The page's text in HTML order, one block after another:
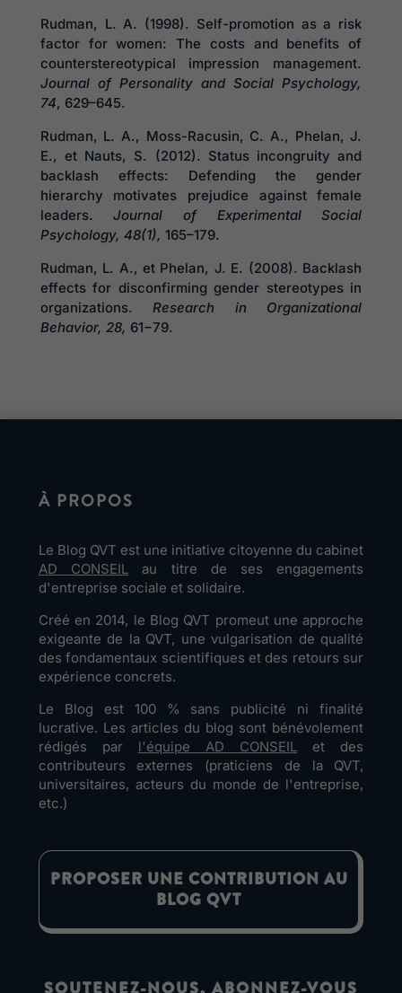
Rudman, L. A. (1998). Self-promotion as a risk
factor for women: The costs and benefits of
counterstereotypical impression management.
Journal of Personality and Social Psychology,
74, 629–645.
Rudman, L. A., Moss-Racusin, C. A., Phelan, J.
E., et Nauts, S. (2012). Status incongruity and
backlash effects: Defending the gender
hierarchy motivates prejudice against female
leaders.Journal of Experimental Social
Psychology, 48(1), 165–179.
Rudman, L. A., et Phelan, J. E. (2008). Backlash
effects for disconfirming gender stereotypes in
organizations.Research in Organizational
Behavior, 28, 61−79.
À PROPOS
Le Blog QVT est une initiative citoyenne du cabinet
AD CONSEILau titre de ses engagements
d'entreprise sociale et solidaire.
Créé en 2014, le Blog QVT promeut une approche
exigeante de la QVT, une vulgarisation de qualité
des fondamentaux scientifiques et des retours sur
expérience concrets.
Le Blog est 100 % sans publicité ni finalité
lucrative. Les articles du blog sont bénévolement
rédigés par l'équipe AD CONSEIL et des
contributeurs externes (praticiens de la QVT,
universitaires, acteurs du monde de l'entreprise,
etc.)
PROPOSER UNE CONTRIBUTION AU
BLOG QVT